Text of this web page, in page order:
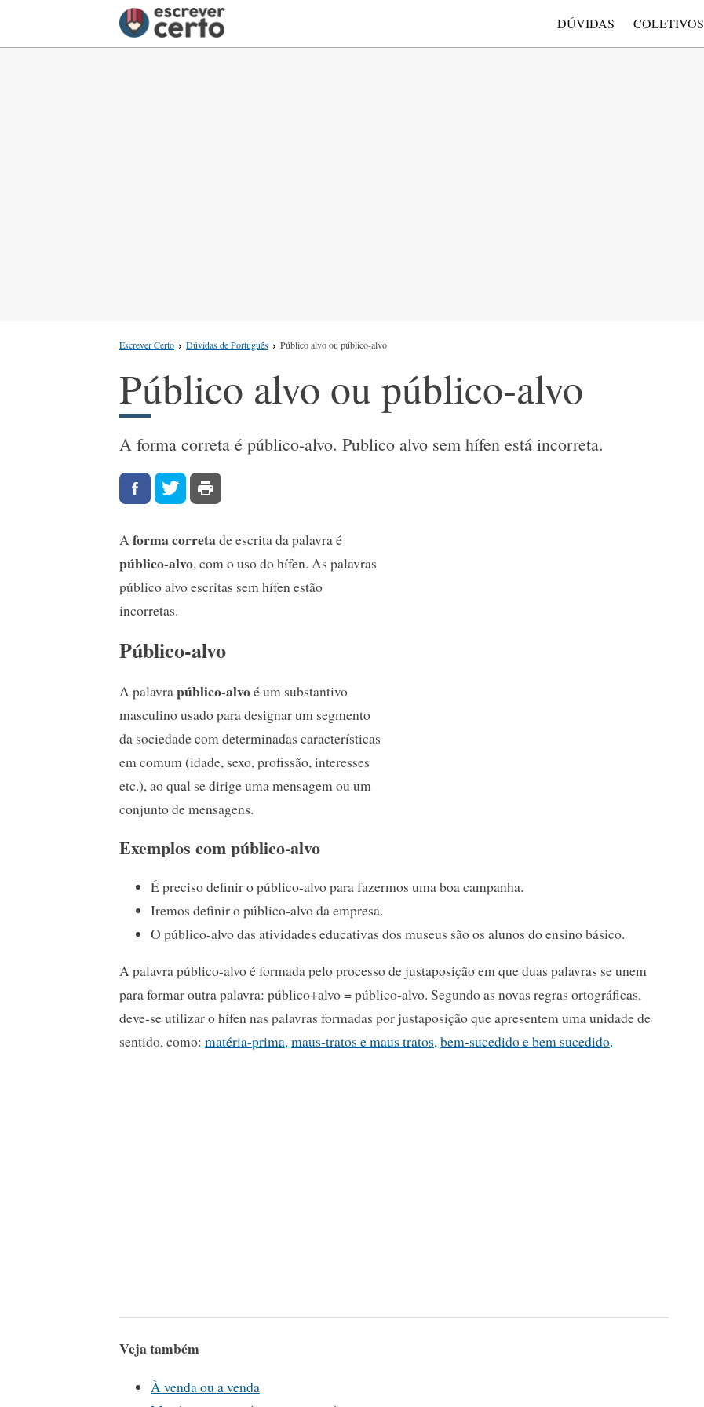
DÚVIDAS COLETIVOS
Escrever Certo Dúvidas de Português Público alvo ou público-alvo
Público alvo ou público-alvo
A forma correta é público-alvo. Publico alvo sem hífen está incorreta.
Aforma corretade escrita da palavra é
público-alvo, com o uso do hífen. As palavras
público alvo escritas sem hífen estão
incorretas.
Público-alvo
A palavra público-alvoé um substantivo
masculino usado para designar um segmento
da sociedade com determinadas características
em comum (idade, sexo, profissão, interesses
etc.), ao qual se dirige uma mensagem ou um
conjunto de mensagens.
Exemplos com público-alvo
É preciso definir o público-alvo para fazermos uma boa campanha.
Iremos definir o público-alvo da empresa.
O público-alvo das atividades educativas dos museus são os alunos do ensino básico.
A palavra público-alvo é formada pelo processo de justaposição em que duas palavras se unem
para formar outra palavra: público+alvo = público-alvo. Segundo as novas regras ortográficas,
deve-se utilizar o hífen nas palavras formadas por justaposição que apresentem uma unidade de
sentido, como: matéria-prima,maus-tratos e maus tratos,bem-sucedido e bem sucedido.
Veja também
À venda ou a venda